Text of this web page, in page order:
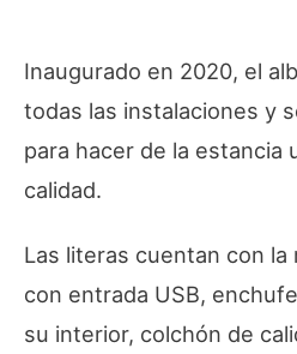
Inaugurado en 2020, el
todas las instalaciones y
para hacer de la estancia
calidad.
Las literas cuentan con la
con entrada USB,
su interior, colchón de